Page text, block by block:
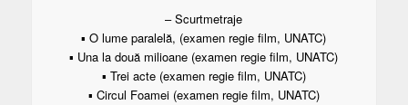
– Scurtmetraje
▪ O lume paralelă, (examen regie film, UNATC)
▪ Una la două milioane (examen regie film, UNATC)
▪ Trei acte (examen regie film, UNATC)
▪ Circul Foamei (examen regie film, UNATC)